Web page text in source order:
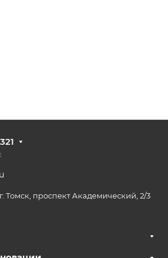
Томск, проспект Академический, 2/3